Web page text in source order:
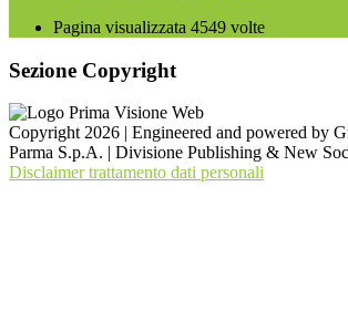
Pagina visualizzata 4549 volte
Sezione Copyright
Copyright 2026 | Engineered and powered by
Parma S.p.A. | Divisione Publishing & New
Disclaimer trattamento dati personali